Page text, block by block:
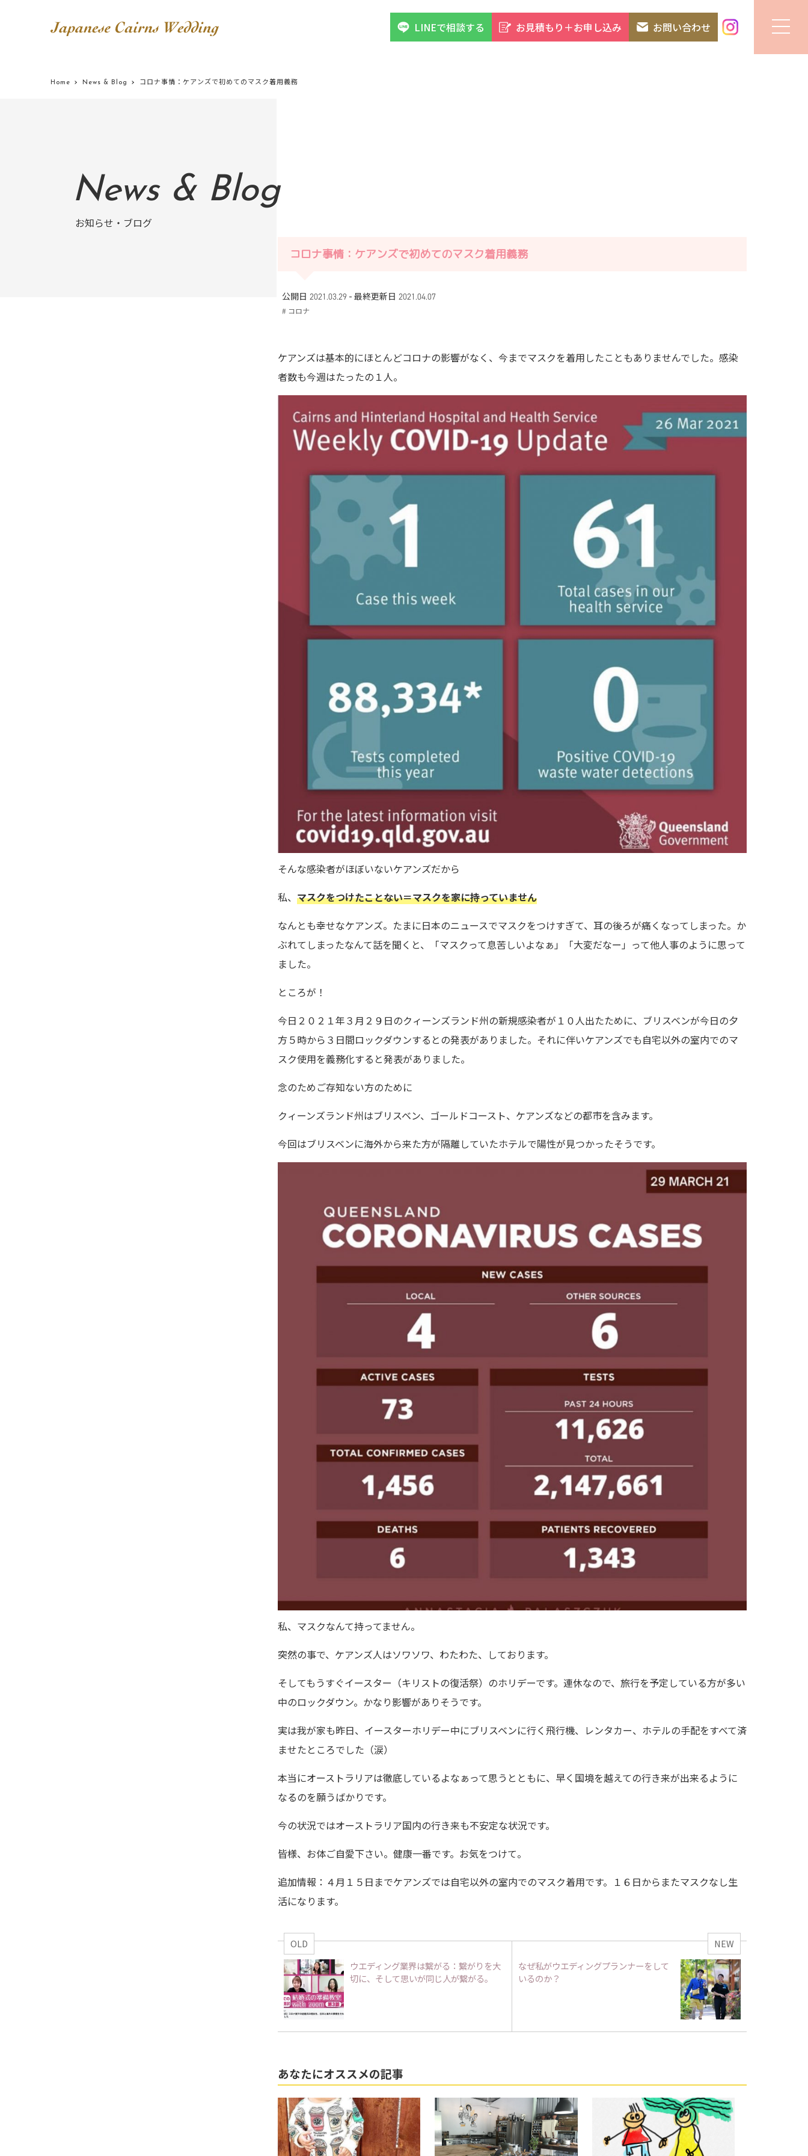
LINEで相談する お見積もり＋お申し込み お問い合わせ
Home News & Blog コロナ事情：ケアンズで初めてのマスク着用義務
News & Blog
お知らせ・ブログ
コロナ事情：ケアンズで初めてのマスク着用義務
公開日 2021.03.29 - 最終更新日 2021.04.07
# コロナ
ケアンズは基本的にほとんどコロナの影響がなく、今までマスクを着用したこともありませんでした。感染
者数も今週はたったの１人。
そんな感染者がほぼいないケアンズだから
私、 マスクをつけたことない＝マスクを家に持っていません
なんとも幸せなケアンズ。たまに日本のニュースでマスクをつけすぎて、耳の後ろが痛くなってしまった。か
ぶれてしまったなんて話を聞くと、「マスクって息苦しいよなぁ」「大変だなー」って他人事のように思って
ました。
ところが！
今日２０２１年３月２９日のクィーンズランド州の新規感染者が１０人出たために、ブリスベンが今日の夕
方５時から３日間ロックダウンするとの発表がありました。それに伴いケアンズでも自宅以外の室内でのマ
スク使用を義務化すると発表がありました。
念のためご存知ない方のために
クィーンズランド州はブリスベン、ゴールドコースト、ケアンズなどの都市を含みます。
今回はブリスベンに海外から来た方が隔離していたホテルで陽性が見つかったそうです。
私、マスクなんて持ってません。
突然の事で、ケアンズ人はソワソワ、わたわた、しております。
そしてもうすぐイースター（キリストの復活祭）のホリデーです。連休なので、旅行を予定している方が多い
中のロックダウン。かなり影響がありそうです。
実は我が家も昨日、イースターホリデー中にブリスベンに行く飛行機、レンタカー、ホテルの手配をすべて済
ませたところでした（涙）
本当にオーストラリアは徹底しているよなぁって思うとともに、早く国境を越えての行き来が出来るように
なるのを願うばかりです。
今の状況ではオーストラリア国内の行き来も不安定な状況です。
皆様、お体ご自愛下さい。健康一番です。お気をつけて。
追加情報：４月１５日までケアンズでは自宅以外の室内でのマスク着用です。１６日からまたマスクなし生
活になります。
OLD
ウエディング業界は繋がる：繋がりを大
切に、そして思いが同じ人が繋がる。
NEW
なぜ私がウエディングプランナーをして
いるのか？
あなたにオススメの記事